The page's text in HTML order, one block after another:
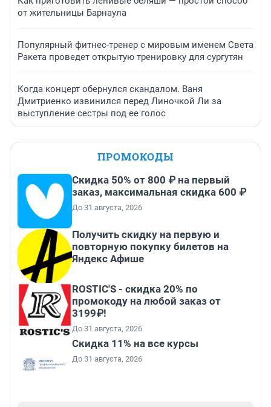
от жительницы Барнаула
Популярный фитнес-тренер с мировым именем Света
Ракета проведет открытую тренировку для сургутян
Когда концерт обернулся скандалом. Ваня
Дмитриенко извинился перед Линочкой Ли за
выступление сестры под ее голос
ПРОМОКОДЫ
Скидка 50% от 800 ₽ на первый
заказ, максимальная скидка 600 ₽
До 31 августа, 2026
Получить скидку на первую и
повторную покупку билетов на
Яндекс Афише
ROSTIC'S - скидка 20% по
промокоду на любой заказ от
3199₽!
До 31 августа, 2026
Скидка 11% на все курсы
До 31 августа, 2026